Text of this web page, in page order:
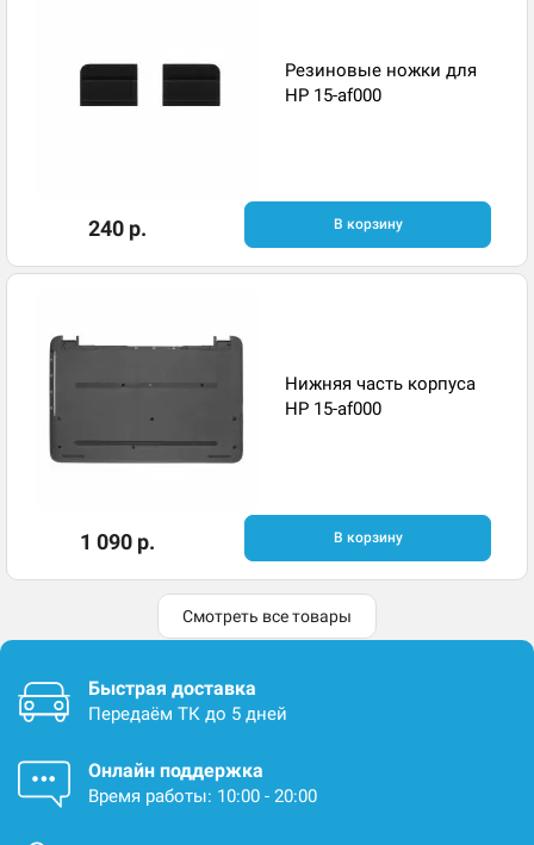
Резиновые ножки для
HP 15-af000
240 р. В корзину
Нижняя часть корпуса
HP 15-af000
1 090 р. В корзину
Смотреть все товары
Быстрая доставка
Передаём ТК до 5 дней
Онлайн поддержка
Время работы: 10:00 - 20:00